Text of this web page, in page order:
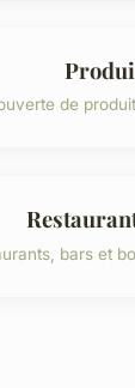
de
bars et